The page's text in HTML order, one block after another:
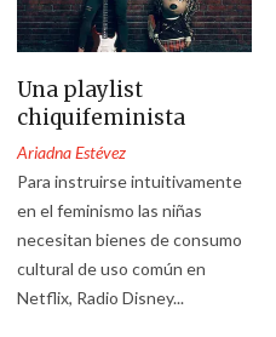
Una playlist
chiquifeminista
Ariadna Estévez
Para instruirse intuitivamente
en el feminismo las niñas
necesitan bienes de consumo
cultural de uso común en
Netflix, Radio Disney...